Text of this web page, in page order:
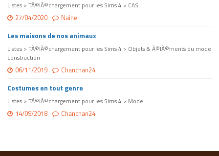
Listes > TÃ©lÃ©chargement pour les Sims 4 > CAS
27/04/2020 Naine
Les maisons de nos animaux
Listes > TÃ©lÃ©chargement pour les Sims 4 > Objets & Ã©lÃ©ments du mode
construction
06/11/2019 Chanchan24
Costumes en tout genre
Listes > TÃ©lÃ©chargement pour les Sims 4 > Mode
14/09/2018 Chanchan24